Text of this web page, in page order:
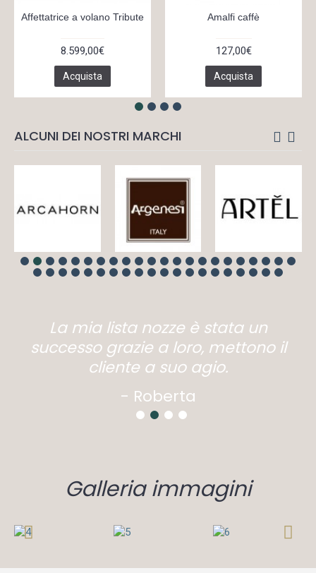
Affettatrice a volano Tribute
8.599,00€
Acquista
Amalfi caffè
127,00€
Acquista
ALCUNI DEI NOSTRI MARCHI
La mia lista nozze è stata un
successo grazie a loro, mettono il
cliente a suo agio.
- Roberta
1 2 3 4
Galleria immagini